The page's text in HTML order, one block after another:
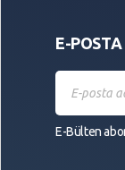
E-
E-Bülten